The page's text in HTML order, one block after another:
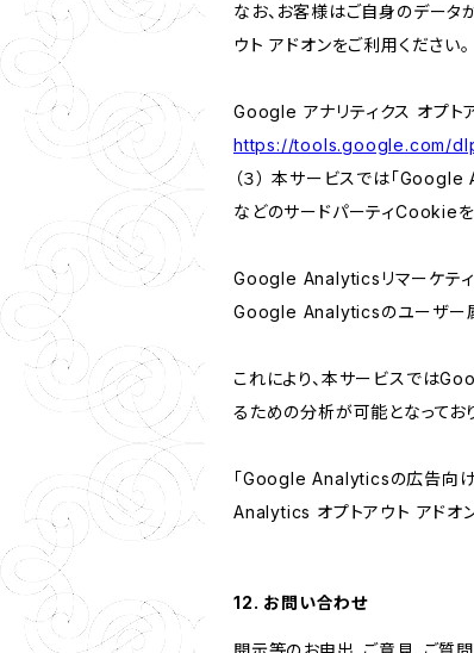
なお、お客様はご自身のデー
ウト アドオンをご利用ください。
Google アナリティクス オプトア
https://tools.google.com/
（３） 本サービスでは「
などのサードパーティCookieを
Google Analyticsリマーケテ
Google Analyticsのユーザー属
これにより、本サービスでは
るための分析が可能となってお
「Google Analyticsの広告向け
Analytics オプトアウト アドオ
12. お問い合わせ